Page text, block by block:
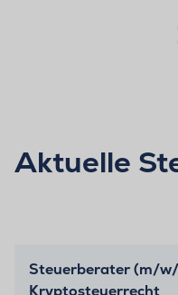
Aktuelle
Steuerberater (m/
Kryptosteuerrecht